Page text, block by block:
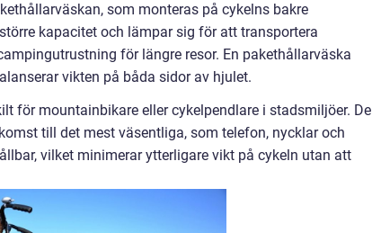
som monteras på cykelns bakre
kapacitet och lämpar sig för att transportera
för längre resor. En pakethållarväska
vikten på båda sidor av hjulet.
för mountainbikare eller cykelpendlare i stadsmiljöer. De
till det mest väsentliga, som telefon, nycklar och
vilket minimerar ytterligare vikt på cykeln utan att